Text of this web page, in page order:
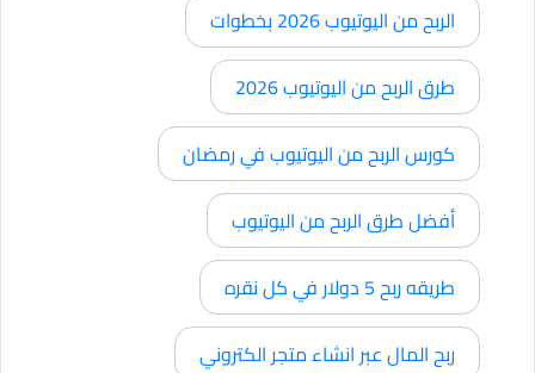
الربح من اليوتيوب 2026 بخطوات
طرق الربح من اليوتيوب 2026
كورس الربح من اليوتيوب في رمضان
أفضل طرق الربح من اليوتيوب
طريقه ربح 5 دولار في كل نقره
ربح المال عبر انشاء متجر الكتروني